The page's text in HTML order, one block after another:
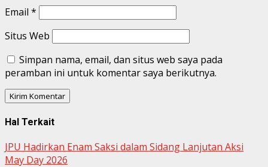
Email *
Situs Web
Simpan nama, email, dan situs web saya pada
peramban ini untuk komentar saya berikutnya.
Hal Terkait
JPU Hadirkan Enam Saksi dalam Sidang Lanjutan Aksi
May Day 2026